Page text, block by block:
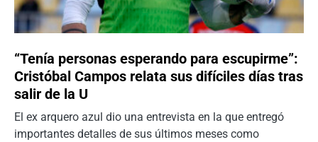
“Tenía personas esperando para escupirme”:
Cristóbal Campos relata sus difíciles días tras
salir de la U
El ex arquero azul dio una entrevista en la que entregó
importantes detalles de sus últimos meses como